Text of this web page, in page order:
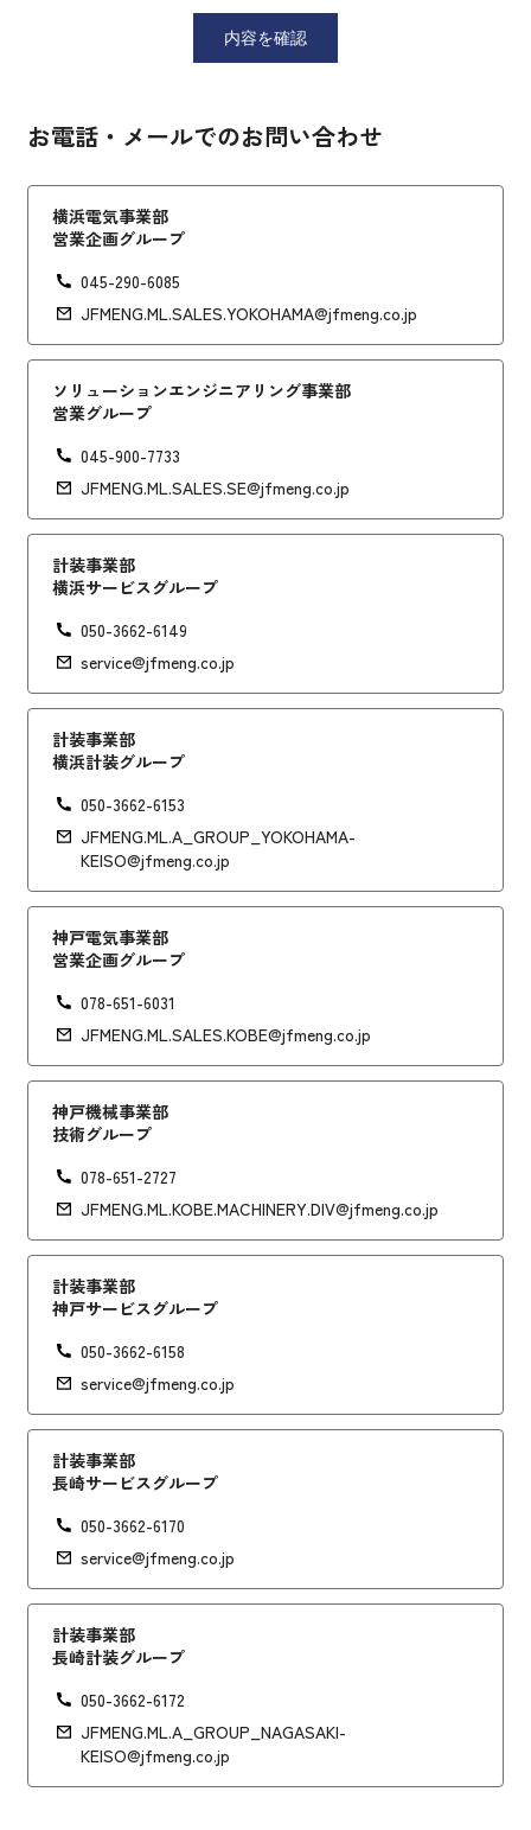
お電話・メールでのお問い合わせ
横浜電気事業部
営業企画グループ
045-290-6085
JFMENG.ML.SALES.YOKOHAMA@jfmeng.co.jp
ソリューションエンジニアリング事業部
営業グループ
045-900-7733
JFMENG.ML.SALES.SE@jfmeng.co.jp
計装事業部
横浜サービスグループ
050-3662-6149
service@jfmeng.co.jp
計装事業部
横浜計装グループ
050-3662-6153
JFMENG.ML.A_GROUP_YOKOHAMA-
KEISO@jfmeng.co.jp
神戸電気事業部
営業企画グループ
078-651-6031
JFMENG.ML.SALES.KOBE@jfmeng.co.jp
神戸機械事業部
技術グループ
078-651-2727
JFMENG.ML.KOBE.MACHINERY.DIV@jfmeng.co.jp
計装事業部
神戸サービスグループ
050-3662-6158
service@jfmeng.co.jp
計装事業部
長崎サービスグループ
050-3662-6170
service@jfmeng.co.jp
計装事業部
長崎計装グループ
050-3662-6172
JFMENG.ML.A_GROUP_NAGASAKI-
KEISO@jfmeng.co.jp